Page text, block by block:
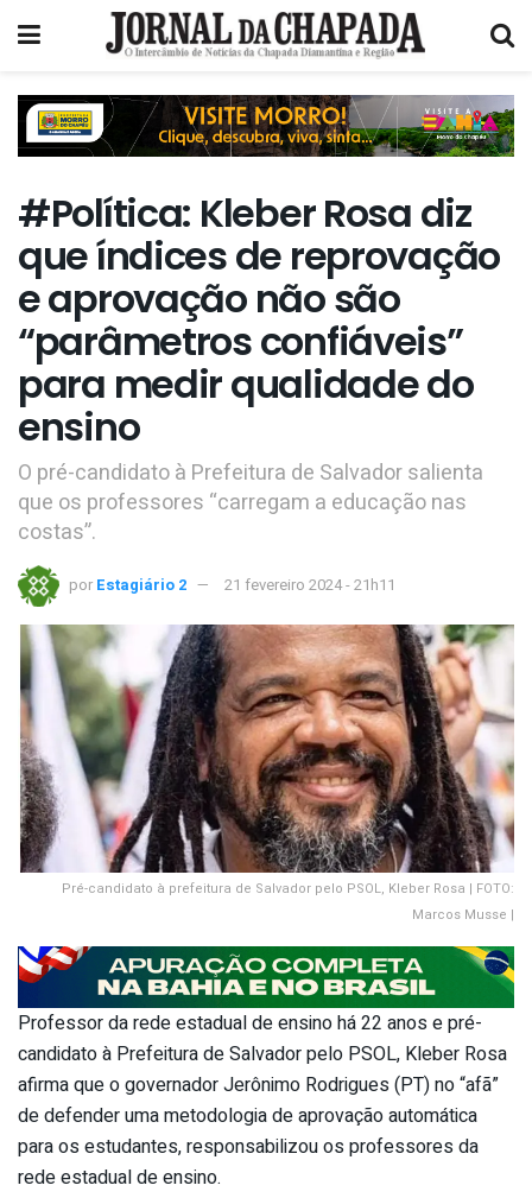
#Política: Kleber Rosa diz
que índices de reprovação
e aprovação não são
“parâmetros confiáveis”
para medir qualidade do
ensino
O pré-candidato à Prefeitura de Salvador salienta
que os professores “carregam a educação nas
costas”.
por Estagiário 2 21 fevereiro 2024 - 21h11
Pré-candidato à prefeitura de Salvador pelo PSOL, Kleber Rosa | FOTO:
Marcos Musse |
Professor da rede estadual de ensino há 22 anos e pré-
candidato à Prefeitura de Salvador pelo PSOL, Kleber Rosa
afirma que o governador Jerônimo Rodrigues (PT) no “afã”
de defender uma metodologia de aprovação automática
para os estudantes, responsabilizou os professores da
rede estadual de ensino.